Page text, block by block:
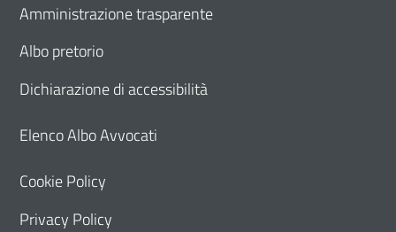
Amministrazione trasparente
Albo pretorio
Dichiarazione di accessibilità
Elenco Albo Avvocati
Cookie Policy
Privacy Policy